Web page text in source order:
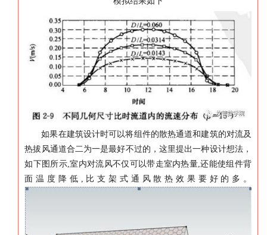
如果在建筑设计时可以将组件的散热通道和建筑的对流及
热拔风通道合二为一是最好不过的，这里提出一种设计想法，
如下图所示,室内对流风不仅可以带走室内热量,还能使组件背
面温度降低 , 比支架式通风散热效果要好的多。